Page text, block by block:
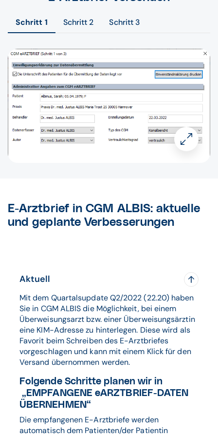
Schritt 1 Schritt 2 Schritt 3
E-Arztbrief in CGM ALBIS: aktuelle
und geplante Verbesserungen
Aktuell
Mit dem Quartalsupdate Q2/2022 (22.20) haben
Sie in CGM ALBIS die Möglichkeit, bei einem
Überweisungsarzt bzw. einer Überweisungsärztin
eine KIM-Adresse zu hinterlegen. Diese wird als
Favorit beim Schreiben des E-Arztbriefes
vorgeschlagen und kann mit einem Klick für den
Versand übernommen werden.
Folgende Schritte planen wir in
„EMPFANGENE eARZTBRIEF-DATEN
ÜBERNEHMEN“
Die empfangenen E-Arztbriefe werden
automatisch dem Patienten/der Patientin